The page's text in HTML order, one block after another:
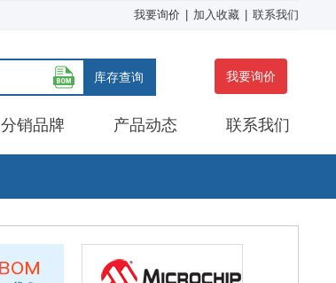
我要询价 加入收藏 联系我们
库存查询 我要询价
分销品牌 产品动态 联系我们